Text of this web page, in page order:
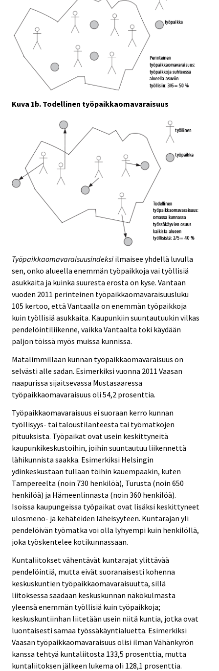
Kuva 1b. Todellinen työpaikkaomavaraisuus
Työpaikkaomavaraisuusindeksi ilmaisee yhdellä luvulla
sen, onko alueella enemmän työpaikkoja vai työllisiä
asukkaita ja kuinka suuresta erosta on kyse. Vantaan
vuoden 2011 perinteinen työpaikkaomavaraisuusluku
105 kertoo, että Vantaalla on enemmän työpaikkoja
kuin työllisiä asukkaita. Kaupunkiin suuntautuukin vilkas
pendelöintiliikenne, vaikka Vantaalta toki käydään
paljon töissä myös muissa kunnissa.
Matalimmillaan kunnan työpaikkaomavaraisuus on
selvästi alle sadan. Esimerkiksi vuonna 2011 Vaasan
naapurissa sijaitsevassa Mustasaaressa
työpaikkaomavaraisuus oli 54,2 prosenttia.
Työpaikkaomavaraisuus ei suoraan kerro kunnan
työllisyys- tai taloustilanteesta tai työmatkojen
pituuksista. Työpaikat ovat usein keskittyneitä
kaupunkikeskustoihin, joihin suuntautuu liikennettä
lähikunnista saakka. Esimerkiksi Helsingin
ydinkeskustaan tullaan töihin kauempaakin, kuten
Tampereelta (noin 730 henkilöä), Turusta (noin 650
henkilöä) ja Hämeenlinnasta (noin 360 henkilöä).
Isoissa kaupungeissa työpaikat ovat lisäksi keskittyneet
ulosmeno- ja kehäteiden läheisyyteen. Kuntarajan yli
pendelöivän työmatka voi olla lyhyempi kuin henkilöllä,
joka työskentelee kotikunnassaan.
Kuntaliitokset vähentävät kuntarajat ylittävää
pendelöintiä, mutta eivät suoranaisesti kohenna
keskuskuntien työpaikkaomavaraisuutta, sillä
liitoksessa saadaan keskuskunnan näkökulmasta
yleensä enemmän työllisiä kuin työpaikkoja;
keskuskuntiinhan liitetään usein niitä kuntia, jotka ovat
luontaisesti samaa työssäkäyntialuetta. Esimerkiksi
Vaasan työpaikkaomavaraisuus olisi ilman Vähänkyrön
kanssa tehtyä kuntaliitosta 133,5 prosenttia, mutta
kuntaliitoksen jälkeen lukema oli 128,1 prosenttia.